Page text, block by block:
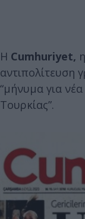
H Cumhuriyet,
αντιπολίτευση
“μήνυμα για
Τουρκίας”.